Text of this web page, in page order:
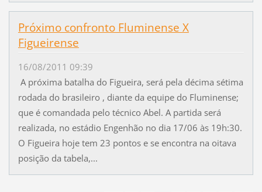
Próximo confronto Fluminense X
Figueirense
16/08/2011 09:39
A próxima batalha do Figueira, será pela décima sétima
rodada do brasileiro , diante da equipe do Fluminense;
que é comandada pelo técnico Abel. A partida será
realizada, no estádio Engenhão no dia 17/06 às 19h:30.
O Figueira hoje tem 23 pontos e se encontra na oitava
posição da tabela,...